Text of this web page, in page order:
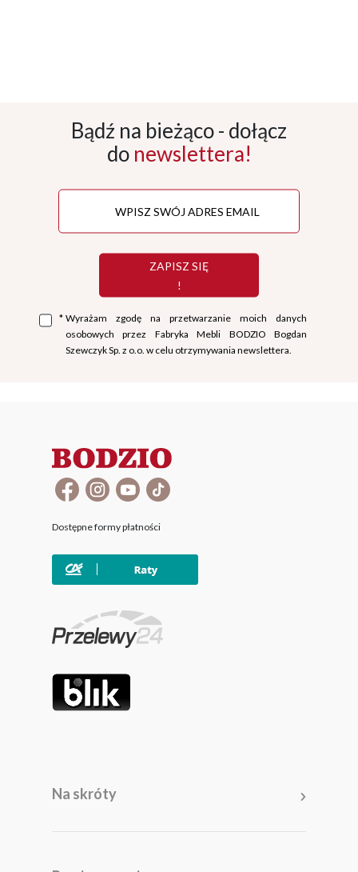
Bądź na bieżąco - dołącz
do newslettera!
ZAPISZ SIĘ
!
* Wyrażam zgodę na przetwarzanie moich danych
osobowych przez Fabryka Mebli BODZIO Bogdan
Szewczyk Sp. z o.o. w celu otrzymywania newslettera.
Dostępne formy płatności
Na skróty